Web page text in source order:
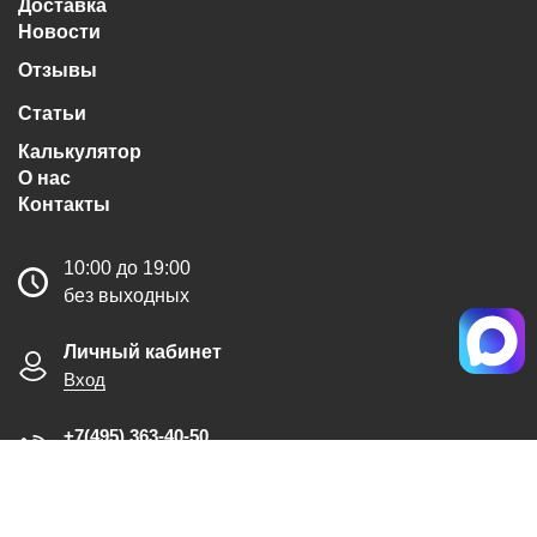
Доставка
Новости
Отзывы
Статьи
Калькулятор
О нас
Контакты
10:00 до 19:00
без выходных
Личный кабинет
Вход
+7(495) 363-40-50